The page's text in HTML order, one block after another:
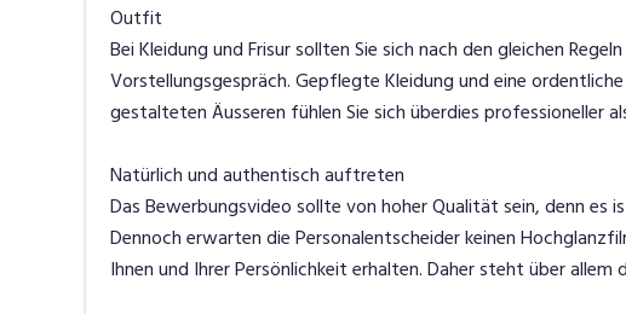
Outfit
Bei Kleidung und Frisur sollten Sie sich nach den gleichen
Vorstellungsgespräch. Gepflegte Kleidung und eine
gestalteten Äusseren fühlen Sie sich überdies professioneller
Natürlich und authentisch auftreten
Das Bewerbungsvideo sollte von hoher Qualität sein, denn es
Dennoch erwarten die Personalentscheider keinen
Ihnen und Ihrer Persönlichkeit erhalten. Daher steht über allem